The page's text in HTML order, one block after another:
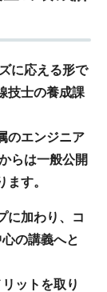
に応える形で
技士の養成課
のエンジニア
らは一般公開
す。
に加わり、コ
の講義へと
ットを取り